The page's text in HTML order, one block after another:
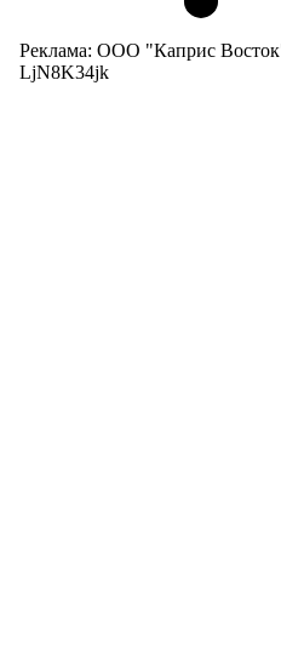
Реклама: ООО "Каприс
LjN8K34jk